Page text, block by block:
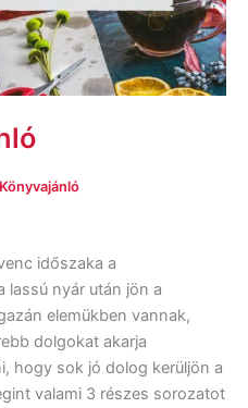
Könyvajánló
időszaka a
lassú nyár után jön a
elemükben vannak,
dolgokat akarja
hogy sok jó dolog kerüljön a
valami 3 részes sorozatot